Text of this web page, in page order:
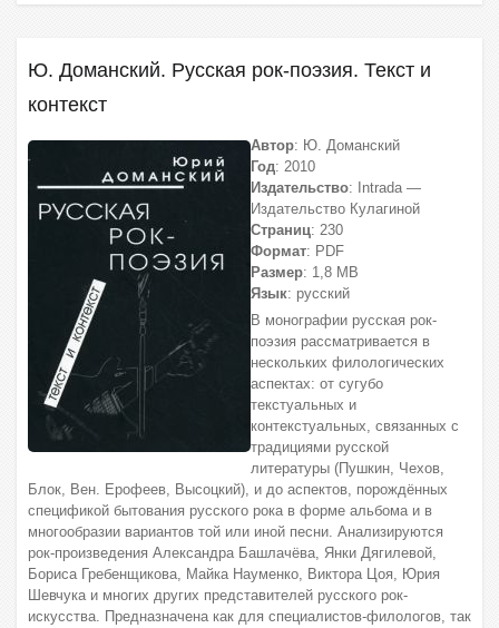
Ю. Доманский. Русская рок-поэзия. Текст и
контекст
Автор: Ю. Доманский
Год: 2010
Издательство: Intrada —
Издательство Кулагиной
Страниц: 230
Формат: PDF
Размер: 1,8 МВ
Язык: русский
В монографии русская рок-
поэзия рассматривается в
нескольких филологических
аспектах: от сугубо
текстуальных и
контекстуальных, связанных с
традициями русской
литературы (Пушкин, Чехов,
Блок, Вен. Ерофеев, Высоцкий), и до аспектов, порождённых
спецификой бытования русского рока в форме альбома и в
многообразии вариантов той или иной песни. Анализируются
рок-произведения Александра Башлачёва, Янки Дягилевой,
Бориса Гребенщикова, Майка Науменко, Виктора Цоя, Юрия
Шевчука и многих других представителей русского рок-
искусства. Предназначена как для специалистов-филологов, так